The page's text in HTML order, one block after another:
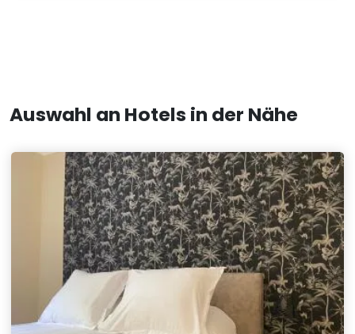
Auswahl an Hotels in der Nähe